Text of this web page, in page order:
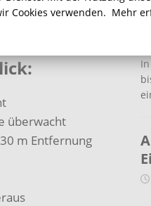
Arbeitsstunden
überwacht
m Entfernung
Cookies verwenden. Mehr